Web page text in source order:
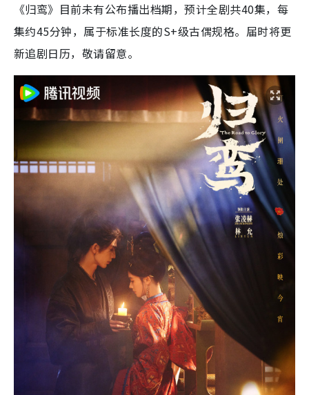
《归鸾》目前未有公布播出档期，预计全剧共40集，每
集约45分钟，属于标准长度的S+级古偶规格。届时将更
新追剧日历，敬请留意。